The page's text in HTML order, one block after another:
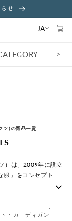
せ
JA
カ
ー
>
ツ)の商品一覧
）は、2009年に設立
・カーディガン